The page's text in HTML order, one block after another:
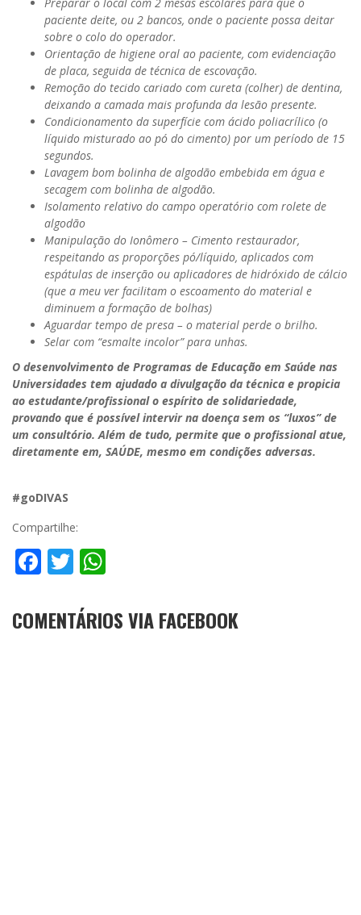
Preparar o local com 2 mesas escolares para que o
paciente deite, ou 2 bancos, onde o paciente possa deitar
sobre o colo do operador.
Orientação de higiene oral ao paciente, com evidenciação
de placa, seguida de técnica de escovação.
Remoção do tecido cariado com cureta (colher) de dentina,
deixando a camada mais profunda da lesão presente.
Condicionamento da superfície com ácido poliacrílico (o
líquido misturado ao pó do cimento) por um período de 15
segundos.
Lavagem bom bolinha de algodão embebida em água e
secagem com bolinha de algodão.
Isolamento relativo do campo operatório com rolete de
algodão
Manipulação do Ionômero – Cimento restaurador,
respeitando as proporções pó/líquido, aplicados com
espátulas de inserção ou aplicadores de hidróxido de cálcio
(que a meu ver facilitam o escoamento do material e
diminuem a formação de bolhas)
Aguardar tempo de presa – o material perde o brilho.
Selar com “esmalte incolor” para unhas.
O desenvolvimento de Programas de Educação em Saúde nas
Universidades tem ajudado a divulgação da técnica e propicia
ao estudante/profissionalo espírito de solidariedade,
provando que é possível intervir na doença sem os “luxos” de
um consultório. Além de tudo, permite que o profissional atue,
diretamente em, SAÚDE, mesmo em condições adversas.
#goDIVAS
Compartilhe:
Facebook
Twitter
COMENTÁRIOS VIA FACEBOOK